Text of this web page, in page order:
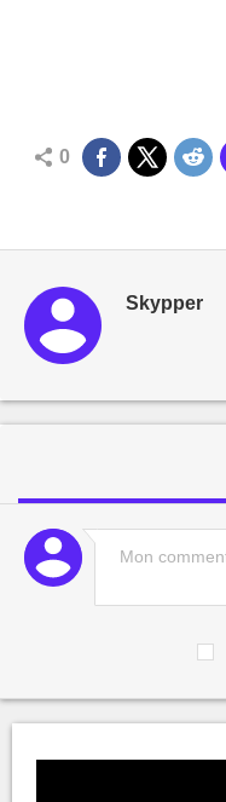
0
Skypper